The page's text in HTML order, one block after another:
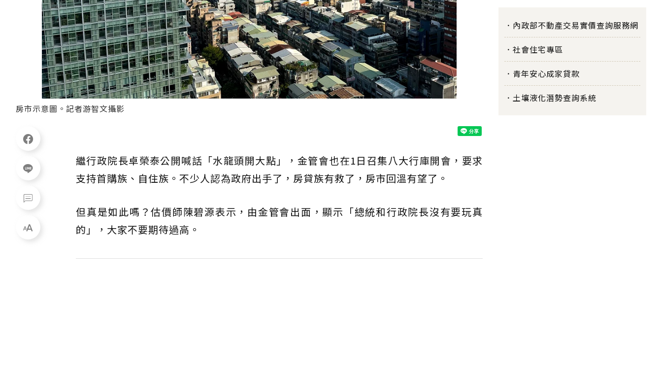
房市示意圖。記者游智文攝影
繼行政院長卓榮泰公開喊話「水龍頭開大點」，金管會也在1日召集八大行庫開會，要求
支持首購族、自住族。不少人認為政府出手了，房貸族有救了，房市回溫有望了。
但真是如此嗎？估價師陳碧源表示，由金管會出面，顯示「總統和行政院長沒有要玩真
的」，大家不要期待過高。
內政部不動產交易實價查詢服務網
社會住宅專區
青年安心成家貸款
土壤液化潛勢查詢系統